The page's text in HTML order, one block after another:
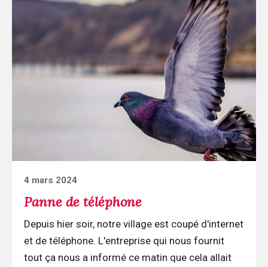
lecture
Posted
on
4 mars 2024
Panne de téléphone
Depuis hier soir, notre village est coupé d'internet
et de téléphone. L'entreprise qui nous fournit
tout ça nous a informé ce matin que cela allait